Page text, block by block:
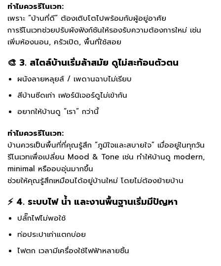
ทำไมควรรีโนเวท:
เพราะ “บ้านที่ดี” ต้องเติบโตไปพร้อมกับผู้อยู่อาศัย
การรีโนเวทช่วยปรับผังฟังก์ชันให้รองรับความต้องการใหม่ เช่น
เพิ่มห้องนอน, ครัวเปิด, พื้นที่ใช้สอย
🎨 3. สไตล์บ้านเริ่มล้าสมัย ดูไม่สะท้อนตัวตน
ผนังลายหลุยส์ / เพดานฉาบไม่เรียบ
สีบ้านซีดเก่า เฟอร์นิเจอร์ดูไม่เข้ากัน
อยากให้บ้านดู “เรา” กว่านี้
ทำไมควรรีโนเวท:
บ้านควรเป็นพื้นที่ที่คุณรู้สึก “ภูมิใจและสบายใจ” เมื่ออยู่ในทุกวัน
รีโนเวทเพื่อเปลี่ยน Mood & Tone เช่น ทำให้บ้านดู modern,
minimal หรืออบอุ่นมากขึ้น
ช่วยให้คุณรู้สึกเหมือนได้อยู่บ้านใหม่ โดยไม่ต้องย้ายบ้าน
⚡ 4. ระบบไฟ น้ำ และงานพื้นฐานเริ่มมีปัญหา
ปลั๊กไฟไม่พอใช้
ท่อประปาเก่าแตกบ่อย
ไฟตก เวลามีเครื่องใช้ไฟฟ้าหลายชิ้น